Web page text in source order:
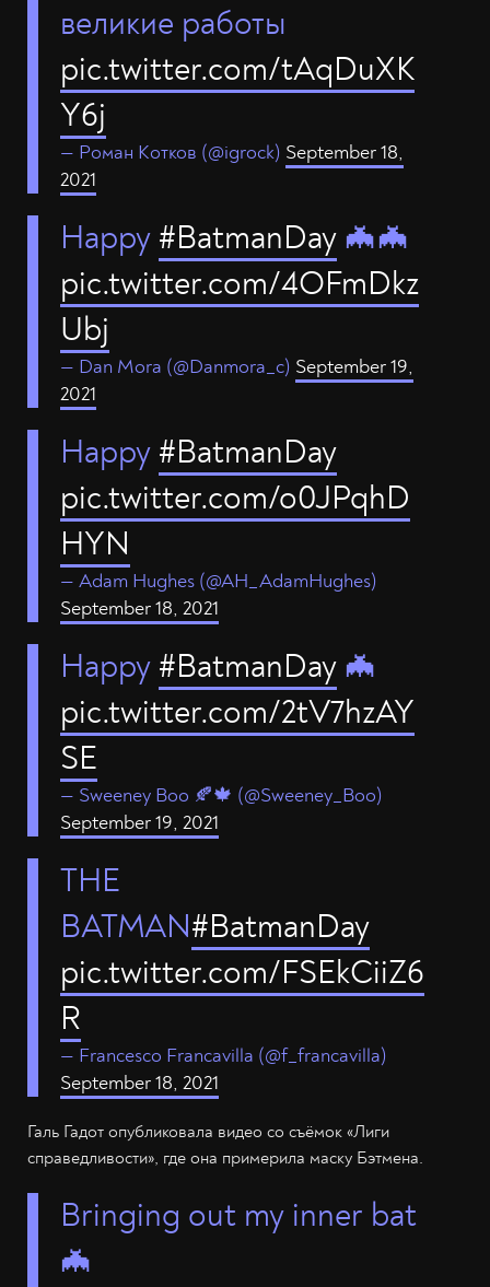
великие работы
pic.twitter.com/tAqDuXK
Y6j
— Роман Котков (@igrock) September 18,
2021
Happy #BatmanDay 🦇🦇
pic.twitter.com/4OFmDkz
Ubj
— Dan Mora (@Danmora_c) September 19,
2021
Happy #BatmanDay
pic.twitter.com/o0JPqhD
HYN
— Adam Hughes (@AH_AdamHughes)
September 18, 2021
Happy #BatmanDay 🦇
pic.twitter.com/2tV7hzAY
SE
— Sweeney Boo 🍂🍁 (@Sweeney_Boo)
September 19, 2021
THE
BATMAN#BatmanDay
pic.twitter.com/FSEkCiiZ6
R
— Francesco Francavilla (@f_francavilla)
September 18, 2021
Галь Гадот опубликовала видео со съёмок «Лиги
справедливости», где она примерила маску Бэтмена.
Bringing out my inner bat
🦇